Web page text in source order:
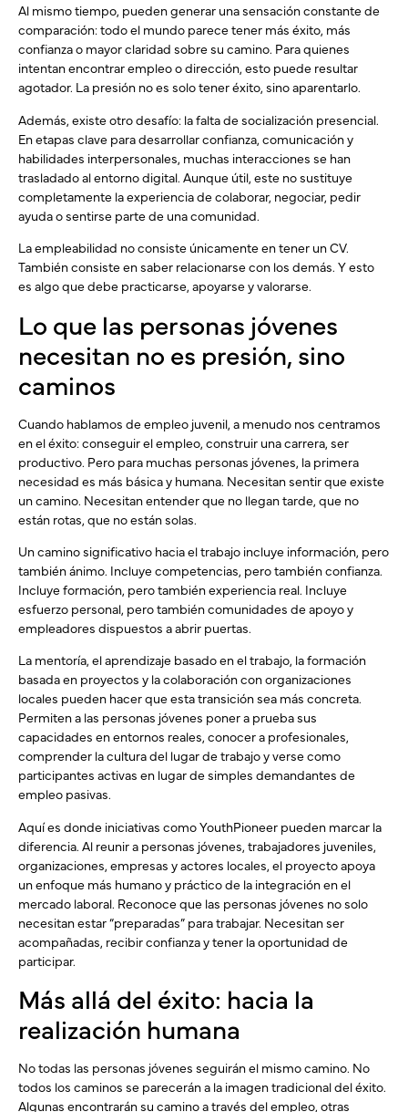
Al mismo tiempo, pueden generar una sensación constante de
comparación: todo el mundo parece tener más éxito, más
confianza o mayor claridad sobre su camino. Para quienes
intentan encontrar empleo o dirección, esto puede resultar
agotador. La presión no es solo tener éxito, sino aparentarlo.
Además, existe otro desafío: la falta de socialización presencial.
En etapas clave para desarrollar confianza, comunicación y
habilidades interpersonales, muchas interacciones se han
trasladado al entorno digital. Aunque útil, este no sustituye
completamente la experiencia de colaborar, negociar, pedir
ayuda o sentirse parte de una comunidad.
La empleabilidad no consiste únicamente en tener un CV.
También consiste en saber relacionarse con los demás. Y esto
es algo que debe practicarse, apoyarse y valorarse.
Lo que las personas jóvenes
necesitan no es presión, sino
caminos
Cuando hablamos de empleo juvenil, a menudo nos centramos
en el éxito: conseguir el empleo, construir una carrera, ser
productivo. Pero para muchas personas jóvenes, la primera
necesidad es más básica y humana. Necesitan sentir que existe
un camino. Necesitan entender que no llegan tarde, que no
están rotas, que no están solas.
Un camino significativo hacia el trabajo incluye información, pero
también ánimo. Incluye competencias, pero también confianza.
Incluye formación, pero también experiencia real. Incluye
esfuerzo personal, pero también comunidades de apoyo y
empleadores dispuestos a abrir puertas.
La mentoría, el aprendizaje basado en el trabajo, la formación
basada en proyectos y la colaboración con organizaciones
locales pueden hacer que esta transición sea más concreta.
Permiten a las personas jóvenes poner a prueba sus
capacidades en entornos reales, conocer a profesionales,
comprender la cultura del lugar de trabajo y verse como
participantes activas en lugar de simples demandantes de
empleo pasivas.
Aquí es donde iniciativas como YouthPioneer pueden marcar la
diferencia. Al reunir a personas jóvenes, trabajadores juveniles,
organizaciones, empresas y actores locales, el proyecto apoya
un enfoque más humano y práctico de la integración en el
mercado laboral. Reconoce que las personas jóvenes no solo
necesitan estar “preparadas” para trabajar. Necesitan ser
acompañadas, recibir confianza y tener la oportunidad de
participar.
Más allá del éxito: hacia la
realización humana
No todas las personas jóvenes seguirán el mismo camino. No
todos los caminos se parecerán a la imagen tradicional del éxito.
Algunas encontrarán su camino a través del empleo, otras